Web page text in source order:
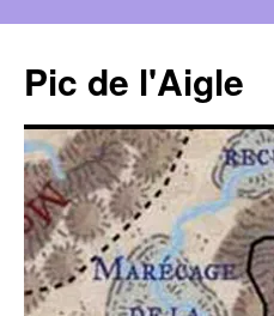
contenu
Pic de l'Aigle